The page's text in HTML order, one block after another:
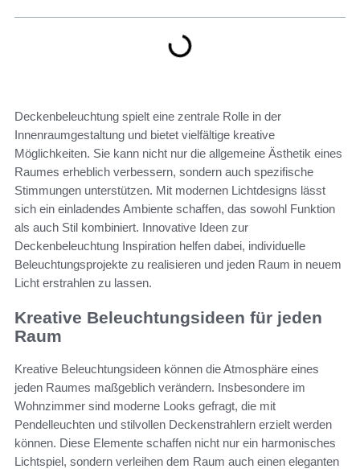
Deckenbeleuchtung spielt eine zentrale Rolle in der
Innenraumgestaltung und bietet vielfältige kreative
Möglichkeiten. Sie kann nicht nur die allgemeine Ästhetik eines
Raumes erheblich verbessern, sondern auch spezifische
Stimmungen unterstützen. Mit modernen Lichtdesigns lässt
sich ein einladendes Ambiente schaffen, das sowohl Funktion
als auch Stil kombiniert. Innovative Ideen zur
Deckenbeleuchtung Inspiration helfen dabei, individuelle
Beleuchtungsprojekte zu realisieren und jeden Raum in neuem
Licht erstrahlen zu lassen.
Kreative Beleuchtungsideen für jeden
Raum
Kreative Beleuchtungsideen können die Atmosphäre eines
jeden Raumes maßgeblich verändern. Insbesondere im
Wohnzimmer sind moderne Looks gefragt, die mit
Pendelleuchten und stilvollen Deckenstrahlern erzielt werden
können. Diese Elemente schaffen nicht nur ein harmonisches
Lichtspiel, sondern verleihen dem Raum auch einen eleganten